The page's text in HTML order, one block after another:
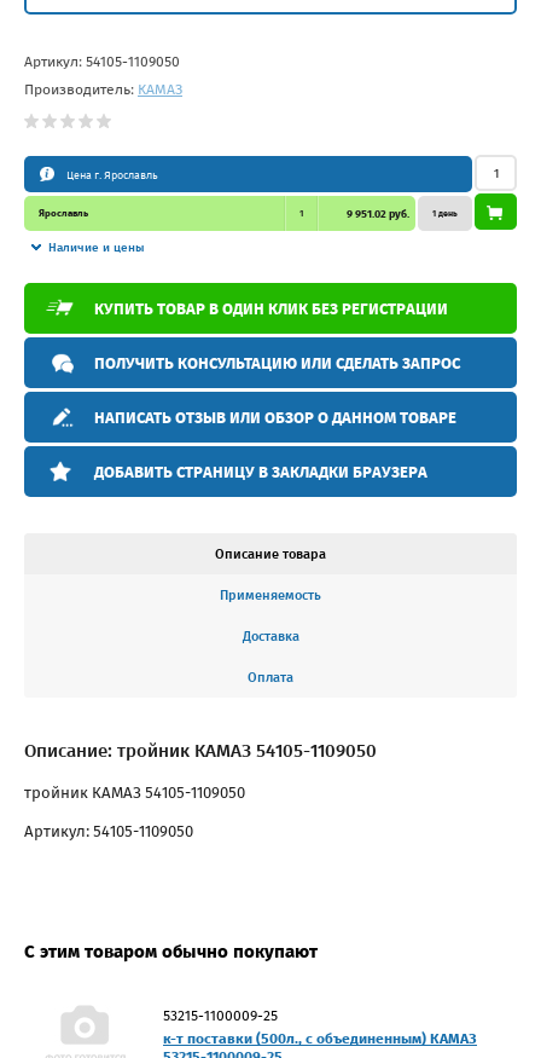
Артикул: 54105-1109050
Производитель: КАМАЗ
Цена г. Ярославль
Ярославль 1 9 951.02 руб.
Наличие и цены
1 день
КУПИТЬ ТОВАР В ОДИН КЛИК БЕЗ РЕГИСТРАЦИИ
ПОЛУЧИТЬ КОНСУЛЬТАЦИЮ ИЛИ СДЕЛАТЬ ЗАПРОС
НАПИСАТЬ ОТЗЫВ ИЛИ ОБЗОР О ДАННОМ ТОВАРЕ
ДОБАВИТЬ СТРАНИЦУ В ЗАКЛАДКИ БРАУЗЕРА
Описание товара
Применяемость
Доставка
Оплата
Описание: тройник КАМАЗ 54105-1109050
тройник КАМАЗ 54105-1109050
Артикул: 54105-1109050
С этим товаром обычно покупают
53215-1100009-25
к-т поставки (500л., с объединенным) КАМАЗ